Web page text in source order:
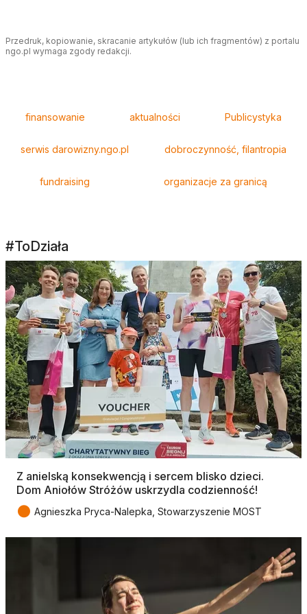
Przedruk, kopiowanie, skracanie artykułów (lub ich fragmentów) z portalu
ngo.pl wymaga zgody redakcji.
finansowanie aktualności Publicystyka
serwis darowizny.ngo.pl dobroczynność, filantropia
fundraising organizacje za granicą
#ToDziała
Z anielską konsekwencją i sercem blisko dzieci.
Dom Aniołów Stróżów uskrzydla codzienność!
● Agnieszka Pryca-Nalepka, Stowarzyszenie MOST